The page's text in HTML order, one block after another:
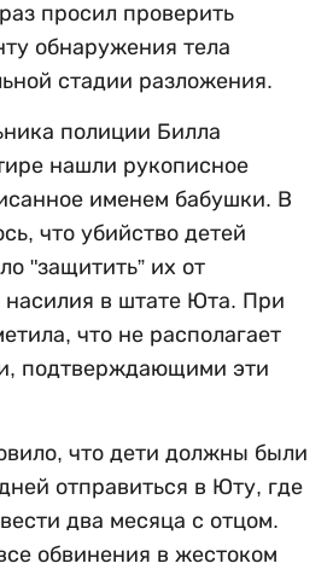
просил проверить
обнаружения тела
стадии разложения.
полиции Билла
нашли рукописное
именем бабушки. В
что убийство детей
"защитить” их от
насилия в штате Юта. При
что не располагает
подтверждающими эти
что дети должны были
отправиться в Юту, где
два месяца с отцом.
обвинения в жестоком